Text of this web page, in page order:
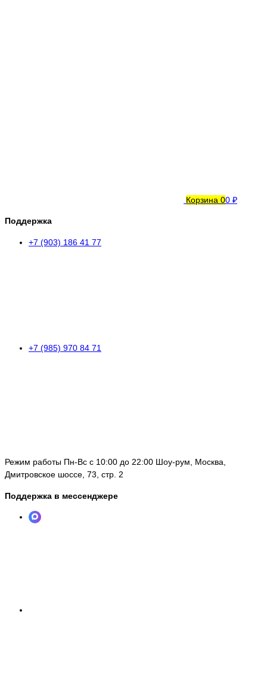
Корзина 00 ₽
Поддержка
+7 (903) 186 41 77
+7 (985) 970 84 71
Режим работы Пн-Вс с 10:00 до 22:00 Шоу-рум, Москва,
Дмитровское шоссе, 73, стр. 2
Поддержка в мессенджере